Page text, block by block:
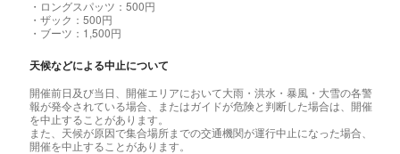
・ロングスパッツ：500円
・ザック：500円
・ブーツ：1,500円
天候などによる中止について
開催前日及び当日、開催エリアにおいて大雨・洪水・暴風・大雪の各警
報が発令されている場合、またはガイドが危険と判断した場合は、開催
を中止することがあります。
また、天候が原因で集合場所までの交通機関が運行中止になった場合、
開催を中止することがあります。